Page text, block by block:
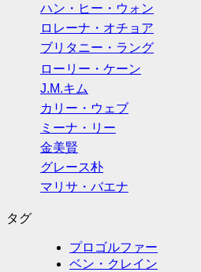
ハン・ヒー・ウォン
ロレーナ・オチョア
ブリタニー・ラング
ローリー・ケーン
J.M.キム
カリー・ウェブ
ミーナ・リー
金美賢
グレース朴
マリサ・バエナ
タグ
プロゴルファー
ベン・クレイン